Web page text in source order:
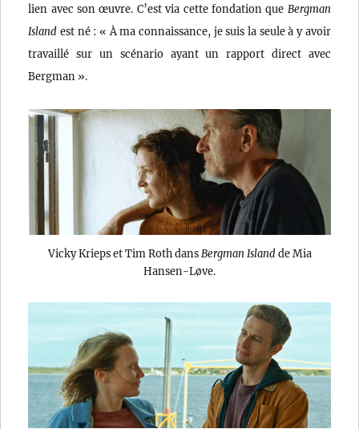
lien avec son œuvre. C’est via cette fondation que Bergman
Island est né : « À ma connaissance, je suis la seule à y avoir
travaillé sur un scénario ayant un rapport direct avec
Bergman ».
Vicky Krieps et Tim Roth dans Bergman Islandde Mia
Hansen-Løve.